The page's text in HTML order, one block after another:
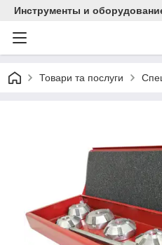
Инструменты и
Товари та послуги